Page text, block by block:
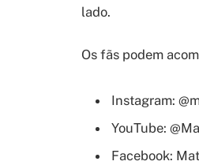
lado.
Os fãs podem
Instagram:
YouTube:
Facebook: